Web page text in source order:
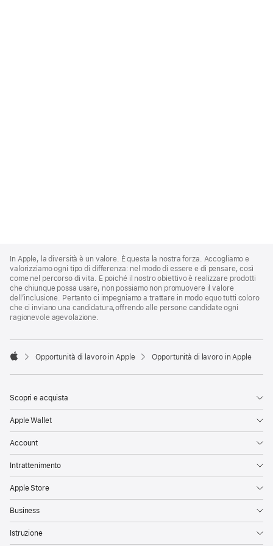
Footer
In Apple, la diversità è un valore. È questa la nostra forza. Accogliamo e
valorizziamo ogni tipo di differenza: nel modo di essere e di pensare, così
come nel percorso di vita. E poiché il nostro obiettivo è realizzare prodotti
che chiunque possa usare, non possiamo non promuovere il valore
dell’inclusione. Pertanto ci impegniamo a trattare in modo equo tutti coloro
che ci inviano una candidatura,offrendo alle persone candidate ogni
ragionevole agevolazione.

Opportunità di lavoro in Apple Opportunità di lavoro in Apple
Scopri e acquista
Apple Wallet
Account
Intrattenimento
Apple Store
Business
Istruzione